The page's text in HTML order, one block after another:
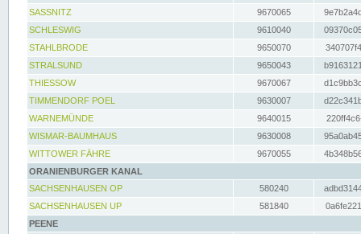
SASSNITZ
9670065
SCHLESWIG
9610040
STAHLBRODE
9650070
STRALSUND
9650043
THIESSOW
9670067
TIMMENDORF POEL
9630007
WARNEMÜNDE
9640015
WISMAR-BAUMHAUS
9630008
WITTOWER FÄHRE
9670055
ORANIENBURGER KANAL
SACHSENHAUSEN OP
580240
SACHSENHAUSEN UP
581840
PEENE